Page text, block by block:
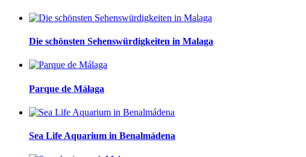
Die schönsten Sehenswürdigkeiten in Malaga
Parque de Málaga
Sea Life Aquarium in Benalmádena